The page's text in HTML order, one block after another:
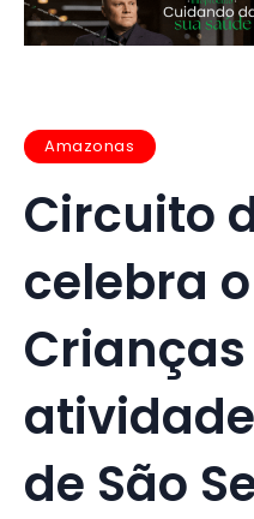
Amazonas
Circuito
celebra
de São